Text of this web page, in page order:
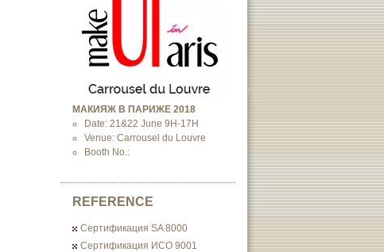
МАКИЯЖ В ПАРИЖЕ 2018
Date: 21&22 June 9H-17H
Venue: Carrousel du Louvre
Booth No.:
REFERENCE
Сертификация SA 8000
Сертификация ИСО 9001